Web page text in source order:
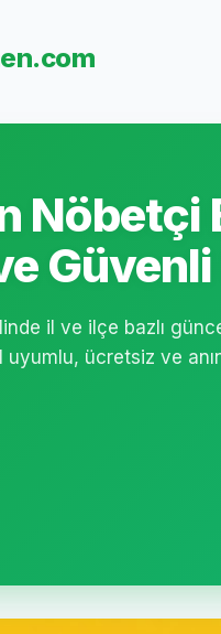
Nöbetçi
il ve ilçe bazlı
uyumlu, ücretsiz ve